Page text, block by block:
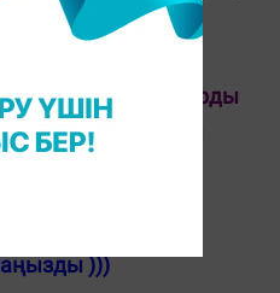
ғана жазсам,
аламын ба деп
жақты тақырыптарды
бір актуалды
қалмаң, жәй
)))